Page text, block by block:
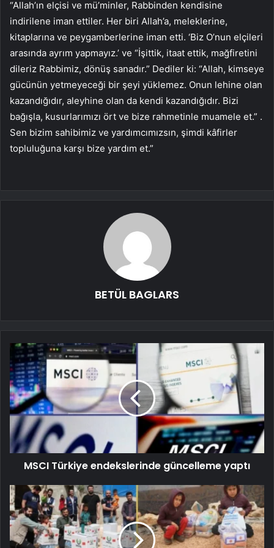
“Allah’ın elçisi ve mü’minler, Rabbinden kendisine
indirilene iman ettiler. Her biri Allah’a, meleklerine,
kitaplarına ve peygamberlerine iman etti. ‘Biz O’nun elçileri
arasında ayrım yapmayız.’ ve “İşittik, itaat ettik, mağfiretini
dileriz Rabbimiz, dönüş sanadır.” Dediler ki: “Allah, kimseye
gücünün yetmeyeceği bir şeyi yüklemez. Onun lehine olan
kazandığıdır, aleyhine olan da kendi kazandığıdır. Bizi
bağışla, kusurlarımızı ört ve bize rahmetinle muamele et.” .
Sen bizim sahibimiz ve yardımcımızsın, şimdi kâfirler
topluluğuna karşı bize yardım et.”
BETÜL BAGLARS
MSCI Türkiye endekslerinde güncelleme yaptı